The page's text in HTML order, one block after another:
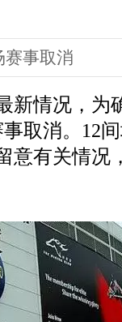
赛事取消
新情况，为
取消。12
意有关情况